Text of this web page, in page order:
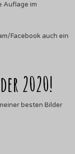
Auflage im
Facebook auch ein
2020!
besten Bilder